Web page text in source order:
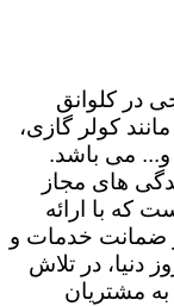
در کلوانق
کولر گازی،
می باشد.
های مجاز
که با ارائه
ضمانت خدمات و
دنیا، در تلاش
مشتریان